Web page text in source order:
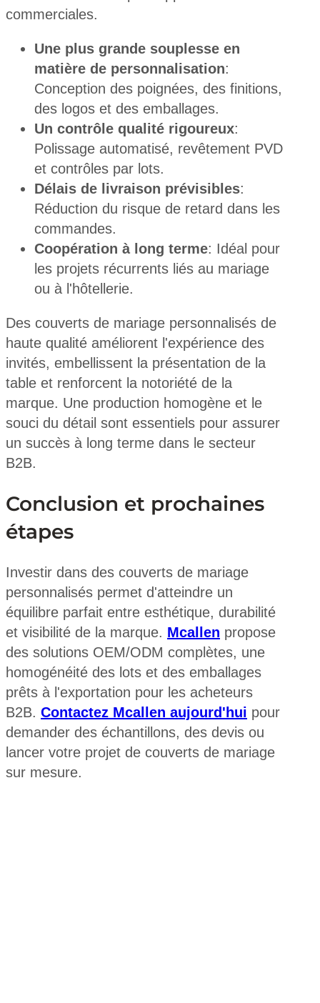
commerciales.
Une plus grande souplesse en
matière de personnalisation:
Conception des poignées, des finitions,
des logos et des emballages.
Un contrôle qualité rigoureux:
Polissage automatisé, revêtement PVD
et contrôles par lots.
Délais de livraison prévisibles:
Réduction du risque de retard dans les
commandes.
Coopération à long terme: Idéal pour
les projets récurrents liés au mariage
ou à l'hôtellerie.
Des couverts de mariage personnalisés de
haute qualité améliorent l'expérience des
invités, embellissent la présentation de la
table et renforcent la notoriété de la
marque. Une production homogène et le
souci du détail sont essentiels pour assurer
un succès à long terme dans le secteur
B2B.
Conclusion et prochaines
étapes
Investir dans des couverts de mariage
personnalisés permet d'atteindre un
équilibre parfait entre esthétique, durabilité
et visibilité de la marque. Mcallen propose
des solutions OEM/ODM complètes, une
homogénéité des lots et des emballages
prêts à l'exportation pour les acheteurs
B2B. Contactez Mcallen aujourd'hui pour
demander des échantillons, des devis ou
lancer votre projet de couverts de mariage
sur mesure.